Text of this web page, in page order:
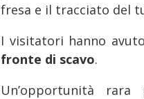
fresa e il tracciato del
I visitatori hanno
fronte di scavo.
Un’opportunità